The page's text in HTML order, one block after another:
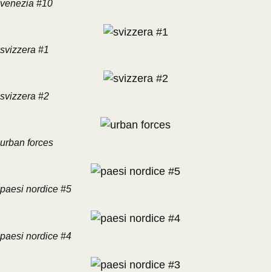
venezia #10
svizzera #1
svizzera #2
urban forces
paesi nordice #5
paesi nordice #4